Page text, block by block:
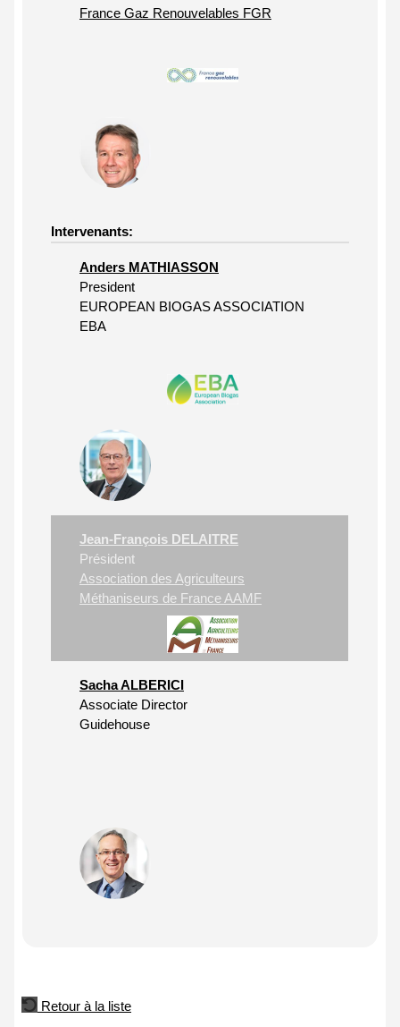
France Gaz Renouvelables FGR
Intervenants:
Anders MATHIASSON
President
EUROPEAN BIOGAS ASSOCIATION
EBA
Jean-François DELAITRE
Président
Association des Agriculteurs
Méthaniseurs de France AAMF
Sacha ALBERICI
Associate Director
Guidehouse
Retour à la liste